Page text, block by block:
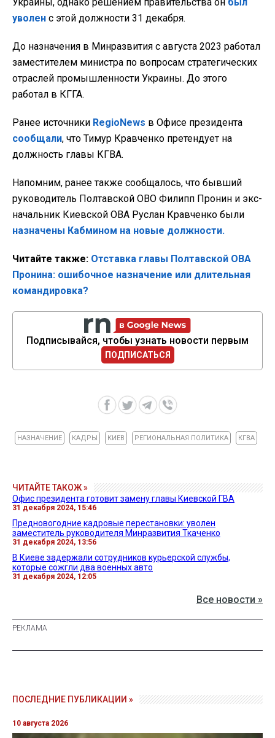
уволен с этой должности 31 декабря.
До назначения в Минразвития с августа 2023 работал
заместителем министра по вопросам стратегических
отраслей промышленности Украины. До этого
работал в КГГА.
Ранее источники RegioNews в Офисе президента
сообщали, что Тимур Кравченко претендует на
должность главы КГВА.
Напомним, ранее также сообщалось, что бывший
руководитель Полтавской ОВО Филипп Пронин и экс-
начальник Киевской ОВА Руслан Кравченко были
назначены Кабмином на новые должности.
Читайте также: Отставка главы Полтавской ОВА
Пронина: ошибочное назначение или длительная
командировка?
Подписывайся, чтобы узнать новости первым
ПОДПИСАТЬСЯ
НАЗНАЧЕНИЕ КАДРЫ КИЕВ РЕГИОНАЛЬНАЯ ПОЛИТИКА КГВА
ЧИТАЙТЕ ТАКОЖ »
Офис президента готовит замену главы Киевской ГВА
31 декабря 2024, 15:46
Предновогодние кадровые перестановки: уволен
заместитель руководителя Минразвития Ткаченко
31 декабря 2024, 13:56
В Киеве задержали сотрудников курьерской службы,
которые сожгли два военных авто
31 декабря 2024, 12:05
Все новости »
ПОСЛЕДНИЕ ПУБЛИКАЦИИ »
10 августа 2026